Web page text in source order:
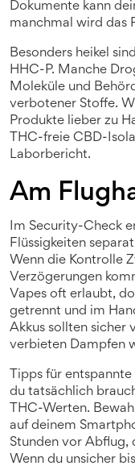
Dokumente kann
manchmal wird das
Besonders heikel
HHC-P. Manche
Moleküle und
verbotener Stoffe.
Produkte lieber zu
THC-freie CBD-
Laborbericht.
Am
Im Security-Check
Flüssigkeiten
Wenn die Kontrolle
Verzögerungen
Vapes oft erlaubt,
getrennt und im
Akkus sollten sicher
verbieten Dampfen
Tipps für
du tatsächlich
THC-Werten.
auf deinem
Stunden vor Abflug,
Wenn du unsicher